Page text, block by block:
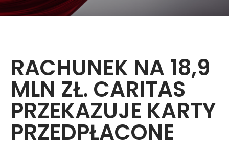
RACHUNEK NA 18,9
MLN ZŁ. CARITAS
PRZEKAZUJE KARTY
PRZEDPŁACONE